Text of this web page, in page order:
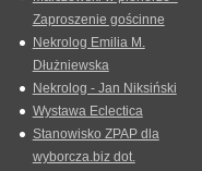
Zaproszenie gościnne
Nekrolog Emilia M.
Dłużniewska
Nekrolog - Jan Niksiński
Wystawa Eclectica
Stanowisko ZPAP dla
wyborcza.biz dot.